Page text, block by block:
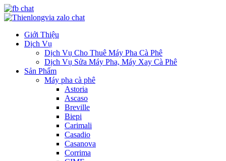
Giới Thiệu
Dịch Vụ
Dịch Vụ Cho Thuê Máy Pha Cà Phê
Dịch Vụ Sửa Máy Pha, Máy Xay Cà Phê
Sản Phẩm
Máy pha cà phê
Astoria
Ascaso
Breville
Biepi
Carimali
Casadio
Casanova
Corrima